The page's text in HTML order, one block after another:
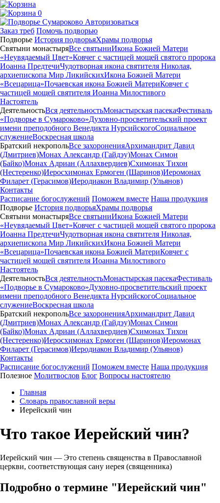
0
Авторизоваться
Заказ треб Помочь подворью
Подворье История подворьяХрамы подворья
Святыни монастыряВсе святыниИкона Божией Матери
«Неувядаемый Цвет»Ковчег с частицей мощей святого пророка
Иоанна ПредтечиЧудотворная икона святителя Николая,
архиепископа Мир ЛикийскихИкона Божией Матери
«Всецарица»Почаевская икона Божией МатериКовчег с
частицей мощей святителя Иоанна Милостивого
Настоятель
ДеятельностьВся деятельностьМонастырская пасекаФестиваль
«Подворье в Сумароково»Духовно-просветительский проект
имени преподобного Венедикта НурсийскогоСоциальное
служениеВоскресная школа
Братский некропольВсе захороненияАрхимандрит Давид
(Дмитриев)Монах Александр (Гайдэу)Монах Симон
(Байко)Монах Адриан (Аллахвердиев)Схимонах Тихон
(Нестеренко)Иеросхимонах Ермоген (Шаринов)Иеромонах
Филарет (Герасимов)Иеродиакон Владимир (Ульянов)
Контакты
Расписание богослужений Поможем вместе Наша продукция
Подворье История подворьяХрамы подворья
Святыни монастыряВсе святыниИкона Божией Матери
«Неувядаемый Цвет»Ковчег с частицей мощей святого пророка
Иоанна ПредтечиЧудотворная икона святителя Николая,
архиепископа Мир ЛикийскихИкона Божией Матери
«Всецарица»Почаевская икона Божией МатериКовчег с
частицей мощей святителя Иоанна Милостивого
Настоятель
ДеятельностьВся деятельностьМонастырская пасекаФестиваль
«Подворье в Сумароково»Духовно-просветительский проект
имени преподобного Венедикта НурсийскогоСоциальное
служениеВоскресная школа
Братский некропольВсе захороненияАрхимандрит Давид
(Дмитриев)Монах Александр (Гайдэу)Монах Симон
(Байко)Монах Адриан (Аллахвердиев)Схимонах Тихон
(Нестеренко)Иеросхимонах Ермоген (Шаринов)Иеромонах
Филарет (Герасимов)Иеродиакон Владимир (Ульянов)
Контакты
Расписание богослужений Поможем вместе Наша продукция
Полезное Молитвослов Блог Вопросы настоятелю
Главная
Словарь православной веры
Иерейский чин
Что такое Иерейский чин?
Иерейский чин — Это степень священства в Православной
церкви, соответствующая сану иерея (священника)
Подробно о термине "Иерейский чин"